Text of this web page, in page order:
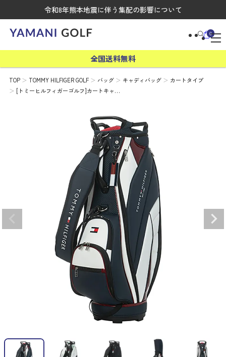
令和8年熊本地震に伴う集配の影響について
0
全国送料無料
TOP TOMMY HILFIGER GOLF バッグ キャディバッグ
カートタイプ
[トミーヒルフィガーゴルフ]カートキャ…